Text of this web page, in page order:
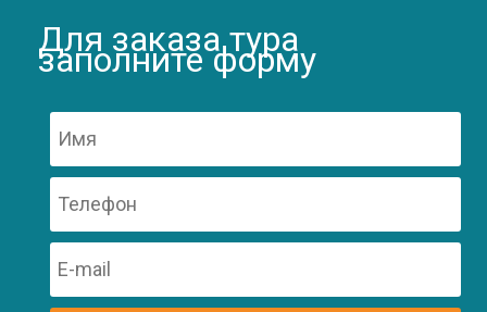
Для заказа тура
заполните форму